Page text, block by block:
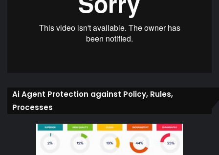
Ai Agent Protection against Policy, Rules,
Processes